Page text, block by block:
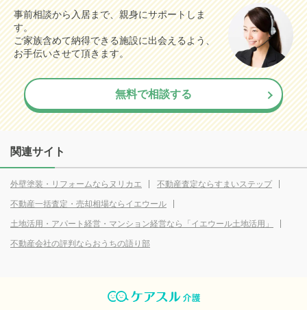
事前相談から入居まで、親身にサポートしま
す。
ご家族含めて納得できる施設に出会えるよう、
お手伝いさせて頂きます。
無料で相談する
関連サイト
外壁塗装・リフォームならヌリカエ
不動産査定ならすまいステップ
不動産一括査定・売却相場ならイエウール
土地活用・アパート経営・マンション経営なら「イエウール土地活用」
不動産会社の評判ならおうちの語り部